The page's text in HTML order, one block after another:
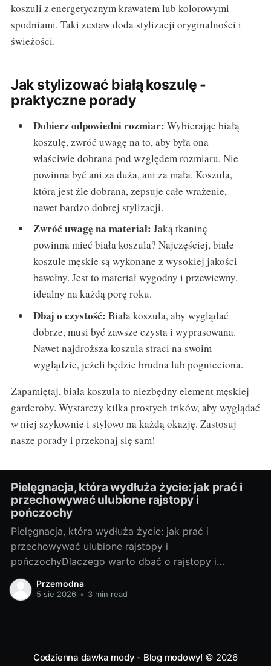
koszuli z energetycznym krawatem lub kolorowymi
spodniami. Taki zestaw doda stylizacji oryginalności i
świeżości.
Jak stylizować białą koszulę -
praktyczne porady
Dobierz odpowiedni rozmiar: Wybierając białą
koszulę, zwróć uwagę na to, aby była ona
właściwie dobrana pod względem rozmiaru. Nie
powinna być ani za duża, ani za mała. Koszula,
która jest źle dobrana, zepsuje całe wrażenie,
nawet bardzo dobrej stylizacji.
Zwróć uwagę na materiał: Jaką tkaninę
powinna mieć biała koszula? Najczęściej, białe
koszule męskie są wykonane z wysokiej jakości
bawełny. Jest to materiał wygodny i przewiewny,
idealny na każdą porę roku.
Dbaj o czystość: Biała koszula, aby wyglądać
dobrze, musi być zawsze czysta i wyprasowana.
Nawet najdroższa koszula straci na swoim
wyglądzie, jeżeli będzie brudna lub pognieciona.
Zapamiętaj, biała koszula to niezbędny element męskiej
garderoby. Wystarczy kilka prostych trików, aby wyglądać
w niej szykownie i stylowo na każdą okazję. Zastosuj
nasze porady i przekonaj się sam!
Pielęgnacja, która wydłuża życie: jak prać i
przechowywać ulubione rajstopy i
pończochy
Pielęgnacja, która wydłuża życie: jak prać i
przechowywać ulubione rajstopy i
pończochyDlaczego warto dbać o rajstopy i
pończochyRajstopy i pończochy to małe modowe
sprzymierzeńczki, które potrafią odmienić stylizację i
dzianina
Przemodna
5 sie 2026 • 3 min read
Codzienna dawka mody - Blog modowy! © 2026